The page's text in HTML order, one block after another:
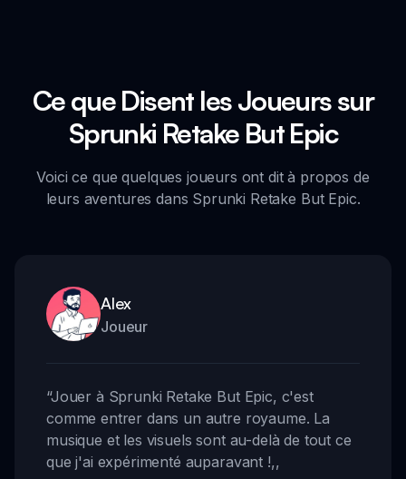
Ce que Disent les Joueurs sur
Sprunki Retake But Epic
Voici ce que quelques joueurs ont dit à propos de
leurs aventures dans Sprunki Retake But Epic.
Alex
Joueur
“Jouer à Sprunki Retake But Epic, c'est
comme entrer dans un autre royaume. La
musique et les visuels sont au-delà de tout ce
que j'ai expérimenté auparavant !,,